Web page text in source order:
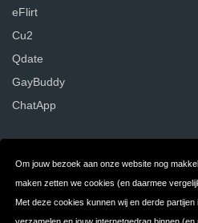
Om jouw bezoek aan onze website nog
maken zetten we cookies (en daarmee
Met deze cookies kunnen wij en derde partijen
eFlirt
Cu2
Qdate
GayBuddy
ChatApp
Contact